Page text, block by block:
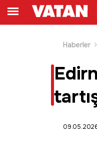
Haberler
09.05.2026